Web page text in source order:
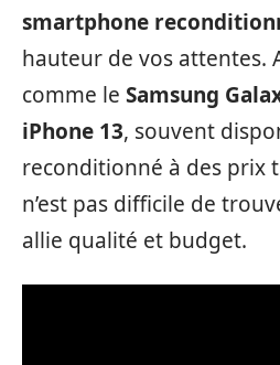
smartphone
hauteur de vos attentes.
comme le Samsung
iPhone 13, souvent
reconditionné à des prix
n’est pas difficile de
allie qualité et budget.